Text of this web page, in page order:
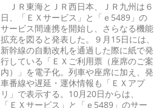
ＪＲ東海とＪＲ西日本、ＪＲ九州は６
日、「ＥＸサービス」と「ｅ5489」の
サービス間連携を開始し、さらなる機能
拡充を図ると発表した。９月15日には、
新幹線の自動改札を通過した際に紙で発
行している「ＥＸご利用票（座席のご案
内）」を電子化。列車や座席に加え、発
車番線や遅延・運休情報も「ＥＸアプ
リ」で表示する。10月20日からは、
「ＥＸサービス」と「ｅ5489」のサー